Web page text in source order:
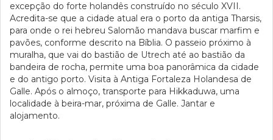
excepção do forte holandês construído no século XVII.
Acredita-se que a cidade atual era o porto da antiga Tharsis,
para onde o rei hebreu Salomão mandava buscar marfim e
pavões, conforme descrito na Bíblia. O passeio próximo à
muralha, que vai do bastião de Utrech até ao bastião da
bandeira de rocha, permite uma boa panorâmica da cidade
e do antigo porto. Visita à Antiga Fortaleza Holandesa de
Galle. Após o almoço, transporte para Hikkaduwa, uma
localidade à beira-mar, próxima de Galle. Jantar e
alojamento.